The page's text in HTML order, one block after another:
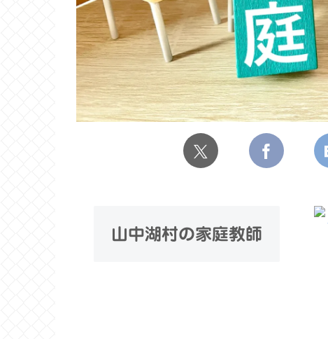
山中湖村の家庭教師